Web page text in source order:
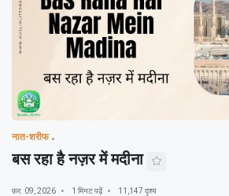
नात-शरीफ
बस रहा है नज़र में मदीना
फ़र. 09, 2026 1 मिनट पढ़ें 11,147 दृश्य